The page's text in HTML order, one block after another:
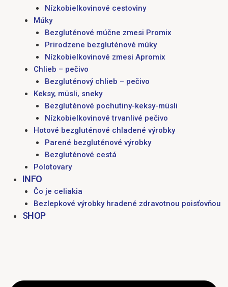
Nízkobielkovinové cestoviny
Múky
Bezgluténové múčne zmesi Promix
Prirodzene bezgluténové múky
Nízkobielkovinové zmesi Apromix
Chlieb – pečivo
Bezgluténový chlieb – pečivo
Keksy, müsli, sneky
Bezgluténové pochutiny-keksy-müsli
Nízkobielkovinové trvanlivé pečivo
Hotové bezgluténové chladené výrobky
Parené bezgluténové výrobky
Bezgluténové cestá
Polotovary
INFO
Čo je celiakia
Bezlepkové výrobky hradené zdravotnou poisťovňou
SHOP